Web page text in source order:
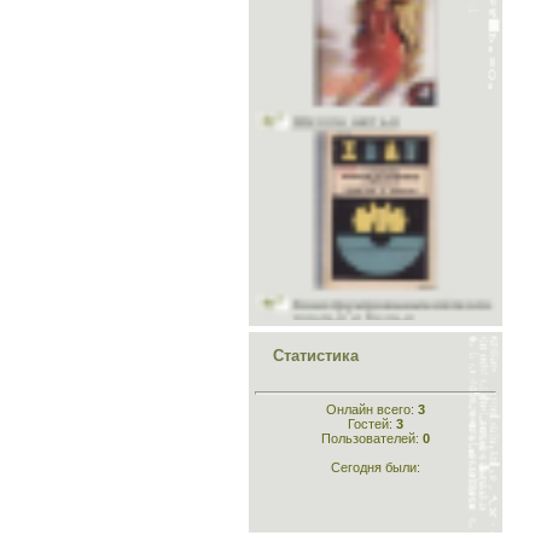
Школа шитья
Конструирование лёгкого
платья и белья
Конструирование
одежды
Статистика
Онлайн всего: 3
Гостей: 3
Пользователей: 0
Сегодня были: